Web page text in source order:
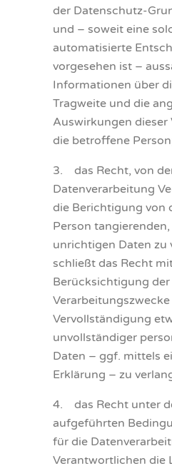
der Datenschutz-
und – soweit eine
automatisierte
vorgesehen ist –
Informationen über
Tragweite und die
Auswirkungen
die betroffene
3. das Recht, von
Datenverarbeitung
die Berichtigung von
Person
unrichtigen Daten zu
schließt das Recht
Berücksichtigung der
Vervollständigung
unvollständiger
Daten – ggf. mittels
Erklärung – zu
4. das Recht unter
aufgeführten
für die
Verantwortlichen die